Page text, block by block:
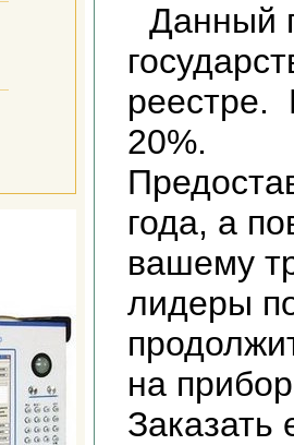
Данный
реестре.
20%.
года, а
вашему
лидеры
на
Заказать